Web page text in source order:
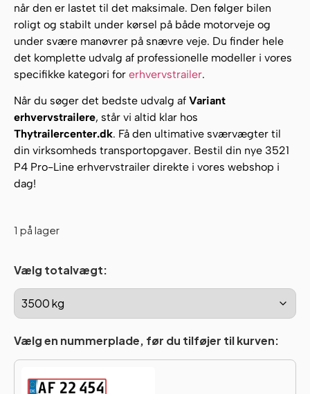
når den er lastet til det maksimale. Den følger bilen
roligt og stabilt under kørsel på både motorveje og
under svære manøvrer på snævre veje. Du finder hele
det komplette udvalg af professionelle modeller i vores
specifikke kategori for erhvervstrailer.
Når du søger det bedste udvalg af Variant
erhvervstrailere, står vi altid klar hos
Thytrailercenter.dk. Få den ultimative sværvægter til
din virksomheds transportopgaver. Bestil din nye 3521
P4 Pro-Line erhvervstrailer direkte i vores webshop i
dag!
1 på lager
Vælg totalvægt:
Vælg en nummerplade, før du tilføjer til kurven: